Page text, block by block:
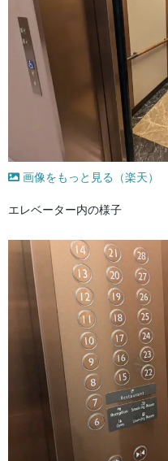
画像をもっと見る（楽天）
エレベーター内の様子